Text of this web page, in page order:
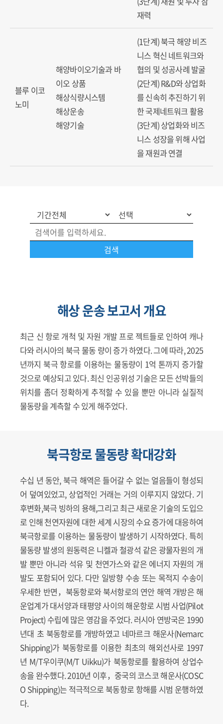
재력
블루 이코
노미
해양바이오기술과 바
이오 상품
해상식량시스템
해상운송
해양기술
(1단계) 북극 해양 비즈
니스 혁신 네트워크와
협의 및 성공사례 발굴
(2단계) R&D와 상업화
를 신속히 추진하기 위
한 국제네트워크 활용
(3단계) 상업화와 비즈
니스 성장을 위해 사업
을 재원과 연결
해상 운송 보고서 개요
최근 신 항로 개척 및 자원 개발 프로 젝트들로 인하여 캐나
다와 러시아의 북극 물동 량이 증가 하였다. 그에 따라, 2025
년까지 북극 항로를 이용하는 물동량이 1억 톤까지 증가할
것으로 예상되고 있다. 최신 인공위성 기술은 모든 선박들의
위치를 좀더 정확하게 추적할 수 있을 뿐만 아니라 실질적
물동량을 계측할 수 있게 해주었다.
북극항로 물동량 확대강화
수십 년 동안, 북극 해역은 들어갈 수 없는 얼음들이 형성되
어 덮여있었고, 상업적인 거래는 거의 이루지지 않았다. 기
후변화,북극 빙하의 용해,그리고 최근 새로운 기술의 도입으
로 인해 천연자원에 대한 세계 시장의 수요 증가에 대응하여
북극항로를 이용하는 물동량이 발생하기 시작하였다. 특히
물동량 발생의 원동력은 니켈과 철광석 같은 광물자원의 개
발 뿐만 아니라 석유 및 천연가스와 같은 에너지 자원의 개
발도 포함되어 있다. 다만 일방향 수송 또는 목적지 수송이
우세한 반면，북동항로와 북서항로의 연안 해역 개방은 해
운업계가 대서양과 태평양 사이의 해운항로 시범 사업(Pilot
Project) 수립에 많은 영감을 주었다. 러시아 연방국은 1990
년대 초 북동항로를 개방하였고 네마르크 해운사(Nemarc
Shipping)가 북동항로를 이용한 최초의 해외선사로 1997
년 M/T우이쿠(M/T Uikku)가 북동항로를 활용하여 상업수
송을 완수했다. 2010년 이후，중국의 코스코 해운사(COSC
O Shipping)는 적극적으로 북동항로 항해를 시범 운행하였
다.